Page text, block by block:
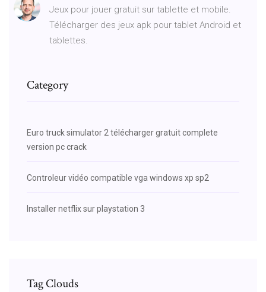
Jeux pour jouer gratuit sur tablette et mobile.
Télécharger des jeux apk pour tablet Android et
tablettes.
Category
Euro truck simulator 2 télécharger gratuit complete
version pc crack
Controleur vidéo compatible vga windows xp sp2
Installer netflix sur playstation 3
Tag Clouds